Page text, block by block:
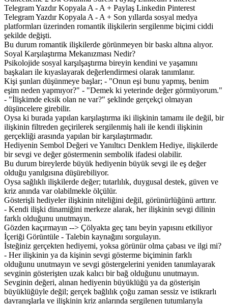
Telegram Yazdır Kopyala A - A + Paylaş Linkedin Pinterest
Telegram Yazdır Kopyala A - A + Son yıllarda sosyal medya
platformları üzerinden romantik ilişkilerin sergilenme biçimi ciddi
şekilde değişti.
Bu durum romantik ilişkilerde görünmeyen bir baskı altına alıyor.
Soyal Karşılaştırma Mekanızması Nedir?
Psikolojide sosyal karşılşaştırma bireyin kendini ve yaşamını
başkaları ile kıyaslayarak değerlendirmesi olarak tanımlanır.
Kişi şunları düşünmeye başlar; - "Onun eşi bunu yapmış, benim
eşim neden yapmıyor?" - "Demek ki yeterinde değer görmüyorum."
- "İlişkimde eksik olan ne var?" şeklinde gerçekçi olmayan
düşüncelere girebilir.
Oysa ki burada yapılan karşılaştırma iki ilişkinin tamamı ile değil, bir
ilişkinin filtreden geçirilerek sergilenmiş hali ile kendi ilişkinin
gerçekliği arasında yapılan bir karşılaştırmadır.
Hediyenin Sembol Değeri ve Yanıltıcı Denklem Hediye, ilişkilerde
bir sevgi ve değer göstermenin sembolik ifadesi olabilir.
Bu durum bireylerde büyük hediyenin büyük sevgi ile eş değer
olduğu yanılgısına düşürebiliyor.
Oysa sağlıklı ilişkilerde değer; tutarlılık, duygusal destek, güven ve
kriz anında var olabilmekle ölçülür.
Gösterişli hediyeler ilişkinin niteliğini değil, görünürlüğünü arttırır.
- Kendi ilişki dinamiğini merkeze alarak, her ilişkinin sevgi dilinin
farklı olduğunu unutmayın.
Gözden kaçırmayın --> Çölyakta geç tanı beyin yapısını etkiliyor
İçeriği Görüntüle - Talebin kaynağını sorgulayın.
İsteğiniz gerçekten hediyemi, yoksa görünür olma çabası ve ilgi mi?
- Her ilişkinin ya da kişinin sevgi gösterme biçiminin farklı
olduğunu unutmayın ve sevgi göstergelerini yeniden tanımlayarak
sevginin gösterişten uzak kalıcı bir bağ olduğunu unutmayın.
Sevginin değeri, alınan hediyenin büyüklüğü ya da gösterişin
büyüklüğüyle değil; gerçek bağlılık çoğu zaman sessiz ve istikrarlı
davranışlarla ve ilişkinin kriz anlarında sergilenen tutumlarıyla